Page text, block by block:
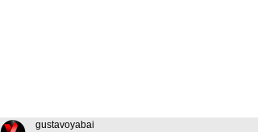
gustavoyabai